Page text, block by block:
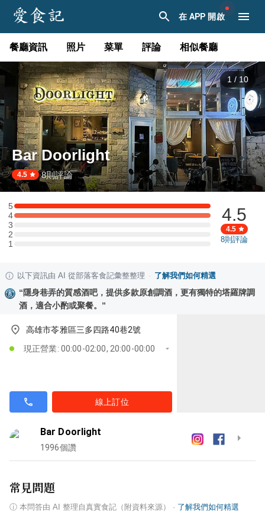
在 APP 開啟
餐廳資訊 照片 菜單 評論 相似餐廳
1 / 10
Bar Doorlight
4.5 ·8則評論
5
5 星：2 則評論
4
4 星：2 則評論
3
3 星：0 則評論
2
2 星：0 則評論
11 星：0 則評論
4.5
4.5
8則評論
以下資訊由 AI 從部落客食記彙整整理 · 了解我們如何精選
“隱身巷弄的質感酒吧，提供多款原創調酒，更有獨特的塔羅牌調
酒，適合小酌或聚餐。 ”
高雄市苓雅區三多四路40巷2號
現正營業: 00:00-02:00, 20:00-00:00
線上訂位
Bar Doorlight
1996個讚
常見問題
ⓘ 本問答由 AI 整理自真實食記（附資料來源） · 了解我們如何精選